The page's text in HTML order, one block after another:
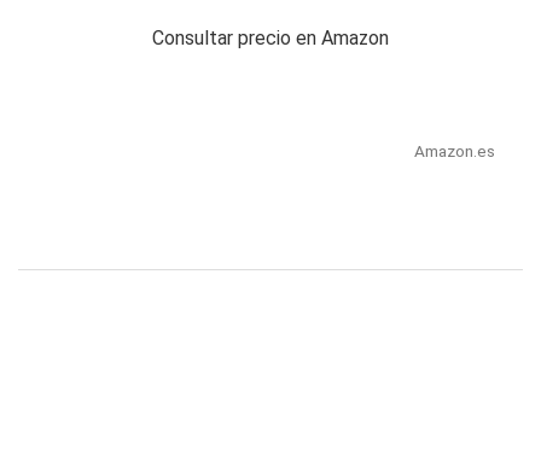
Consultar precio en Amazon
Amazon.es